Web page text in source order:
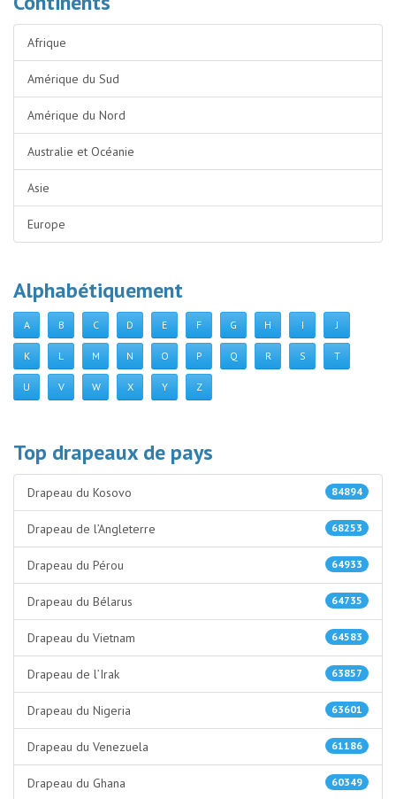
Afrique
Amérique du Sud
Amérique du Nord
Australie et Océanie
Asie
Europe
Alphabétiquement
A B C D E F G H I J
K L M N O P Q R S T
U V W X Y Z
Top drapeaux de pays
84894
Drapeau du Kosovo
68253
Drapeau de l’Angleterre
64933
Drapeau du Pérou
64735
Drapeau du Bélarus
64583
Drapeau du Vietnam
63857
Drapeau de l’Irak
63601
Drapeau du Nigeria
61186
Drapeau du Venezuela
60349
Drapeau du Ghana